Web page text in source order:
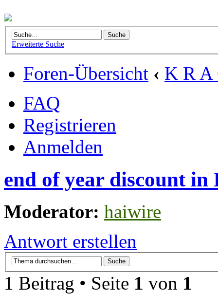
Erweiterte Suche
Foren-Übersicht ‹ K R A
FAQ
Registrieren
Anmelden
end of year discount
Moderator: haiwire
Antwort erstellen
1 Beitrag • Seite 1 von 1